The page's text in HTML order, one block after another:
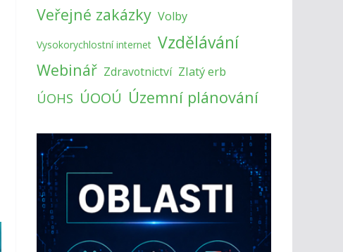
Veřejné zakázky Volby
Vysokorychlostní internet Vzdělávání
Webinář Zdravotnictví Zlatý erb
ÚOHS ÚOOÚ Územní plánování